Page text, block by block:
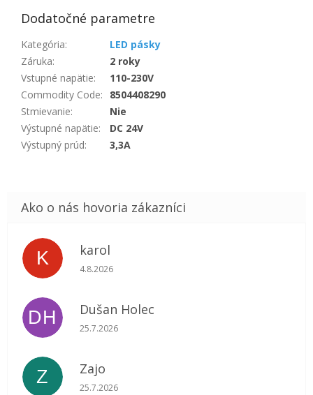
Dodatočné parametre
Kategória:
LED pásky
Záruka:
2 roky
Vstupné napätie:
110-230V
Commodity Code:
8504408290
Stmievanie:
Nie
Výstupné napätie:
DC 24V
Výstupný prúd: 3,3A
K karol
Hodnotenie obchodu je 5 z 5 hviezdičiek.
4.8.2026
DH Dušan Holec
Hodnotenie obchodu je 5 z 5 hviezdičiek.
25.7.2026
Z Zajo
Hodnotenie obchodu je 5 z 5 hviezdičiek.
25.7.2026